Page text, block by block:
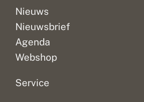
Nieuws
Nieuwsbrief
Agenda
Webshop
Service